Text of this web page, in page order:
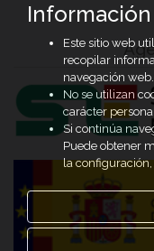
Este sitio web
recopilar
navegación web.
No se utilizan
carácter
Si continúa
Puede obtener
la